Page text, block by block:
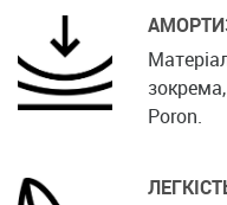
Poron.